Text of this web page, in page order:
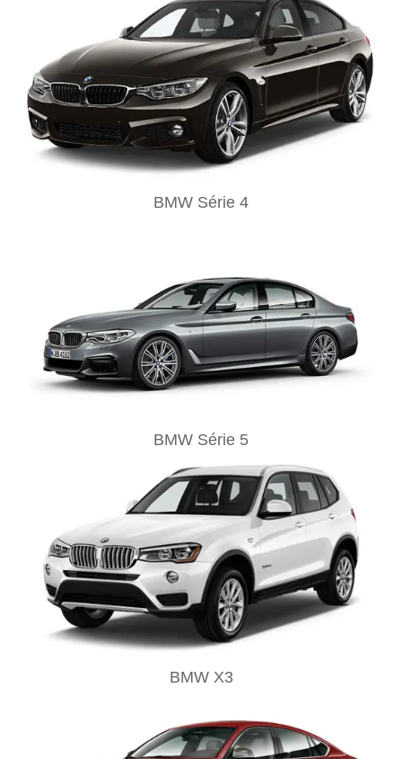
BMW Série 4
BMW Série 5
BMW X3